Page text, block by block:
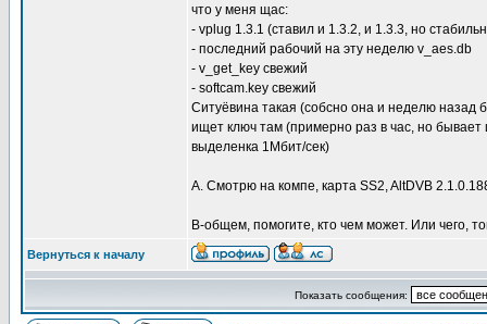
что у меня щас:
- vplug 1.3.1 (ставил и 1.3.2, и 1.3.3, но
- последний рабочий на эту неделю v_aes.db
- v_get_key свежий
- softcam.key свежий
Ситуёвина такая (собсно она и неделю назад
ищет ключ там (примерно раз в час, но
выделенка 1Мбит/сек)
А. Смотрю на компе, карта SS2, AltDVB
В-общем, помогите, кто чем может. Или чего,
Вернуться к началу
Показать сообщения: